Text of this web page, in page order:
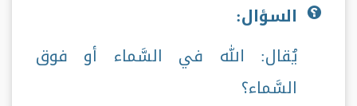
السؤال:
يُقال: الله في السَّماء أو فوق
السَّماء؟